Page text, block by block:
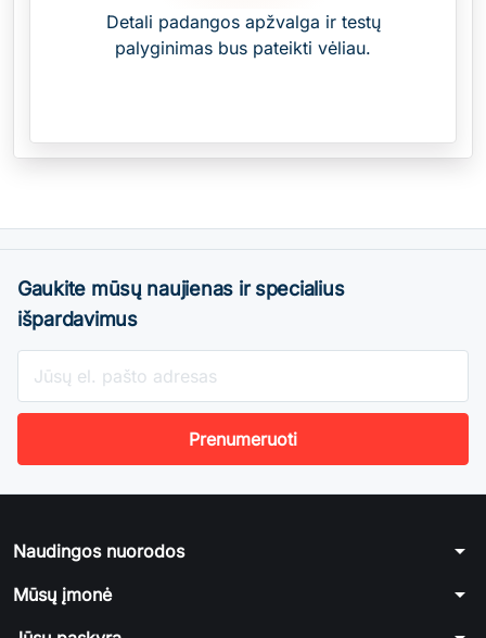
Detali padangos apžvalga ir testų
palyginimas bus pateikti vėliau.
Gaukite mūsų naujienas ir specialius
išpardavimus
Naudingos nuorodos arrow_drop_down
Mūsų įmonė arrow_drop_down